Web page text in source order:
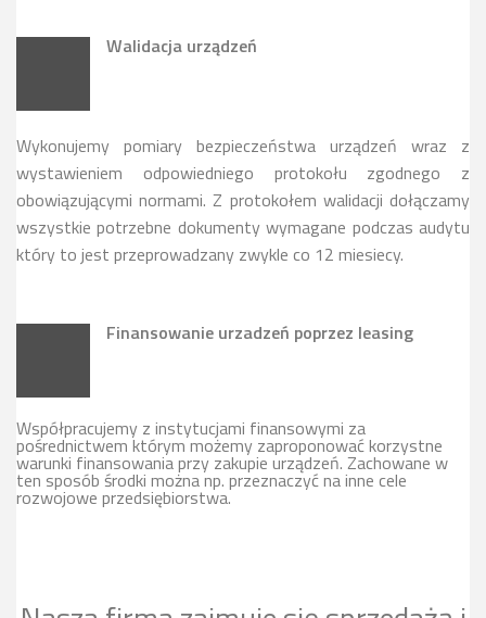
Walidacja urządzeń
Wykonujemy pomiary bezpieczeństwa urządzeń wraz z
wystawieniem odpowiedniego protokołu zgodnego z
obowiązującymi normami. Z protokołem walidacji dołączamy
wszystkie potrzebne dokumenty wymagane podczas audytu
który to jest przeprowadzany zwykle co 12 miesiecy.
Finansowanie urzadzeń poprzez leasing
Współpracujemy z instytucjami finansowymi za
pośrednictwem którym możemy zaproponować korzystne
warunki finansowania przy zakupie urządzeń. Zachowane w
ten sposób środki można np. przeznaczyć na inne cele
rozwojowe przedsiębiorstwa.